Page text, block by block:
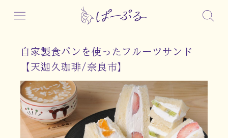
自家製食パンを使ったフルーツサンド
【天迦久珈琲/奈良市】